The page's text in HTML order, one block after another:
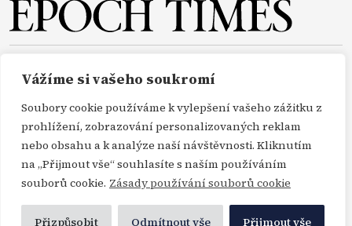
Vážíme si vašeho soukromí
Soubory cookie používáme k vylepšení vašeho zážitku z
prohlížení, zobrazování personalizovaných reklam
nebo obsahu a k analýze naší návštěvnosti. Kliknutím
na „Přijmout vše“ souhlasíte s naším používáním
souborů cookie. Zásady používání souborů cookie
Přizpůsobit Odmítnout vše Přijmout vše
OBCHODNÍ PODMÍNKY
Copyright Epoch Times ČR © 2000-2026
agentur porušením autorského zákona.